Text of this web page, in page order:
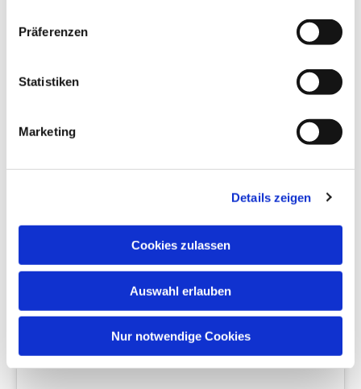
Präferenzen
Statistiken
Marketing
Details zeigen
Cookies zulassen
Auswahl erlauben
Nur notwendige Cookies